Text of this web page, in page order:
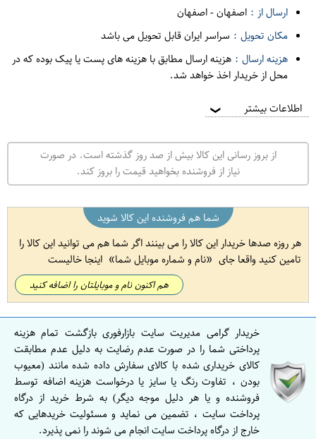
ارسال از : اصفهان-اصفهان
مکان تحویل : سراسر ایران قابل تحویل می باشد
هزینه ارسال : هزینه ارسال مطابق با هزینه های پست یا پیک بوده که در
محل از خریدار اخذ خواهد شد.
اطلاعات بیشتر ❯
از بروز رسانی این کالا بیش از صد روز گذشته است. در صورت
نیاز از فروشنده بخواهید قیمت را بروز کند.
شما هم فروشنده این کالا شوید
هر روزه صدها خریدار این کالا را می بینند اگر شما هم می توانید این کالا را
تامین کنید واقعا جای
نام و شماره موبایل شما اینجا خالیست
هم اکنون نام و موبایلتان را اضافه کنید
خریدار گرامی مدیریت سایت بازارفوری بازگشت تمام هزینه
پرداختی شما را در صورت عدم رضایت به دلیل عدم مطابقت
کالای خریداری شده با کالای سفارش داده شده مانند (معیوب
بودن ، تفاوت رنگ یا سایز یا درخواست هزینه اضافه توسط
فروشنده و یا هر دلیل موجه دیگر) به شرط خرید از درگاه
پرداخت سایت ، تضمین می نماید و مسئولیت خریدهایی که
خارج از درگاه پرداخت سایت انجام می شوند را نمی پذیرد.